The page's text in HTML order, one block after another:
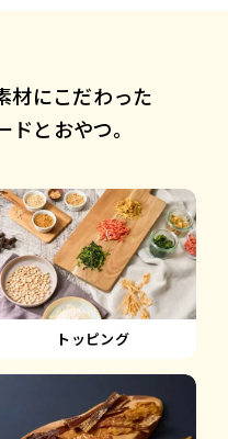
材にこだわった
とおやつ。
トッピング